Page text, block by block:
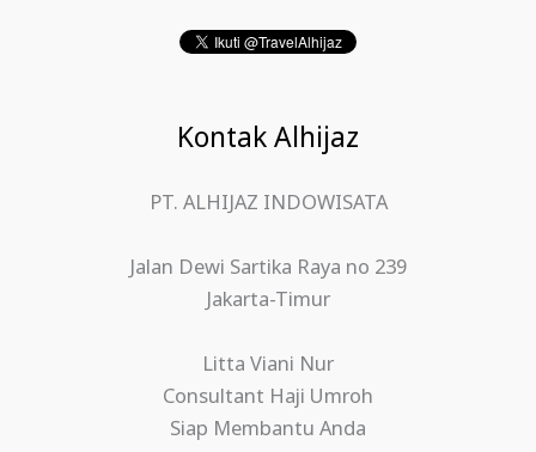
Kontak Alhijaz
PT. ALHIJAZ INDOWISATA
Jalan Dewi Sartika Raya no 239
Jakarta-Timur
Litta Viani Nur
Consultant Haji Umroh
Siap Membantu Anda